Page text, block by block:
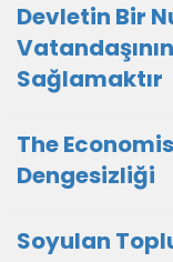
Devletin Bir
Sağlamaktır
The
Dengesizliği
Soyulan